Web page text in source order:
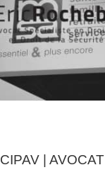
CIPAV | AVOCAT